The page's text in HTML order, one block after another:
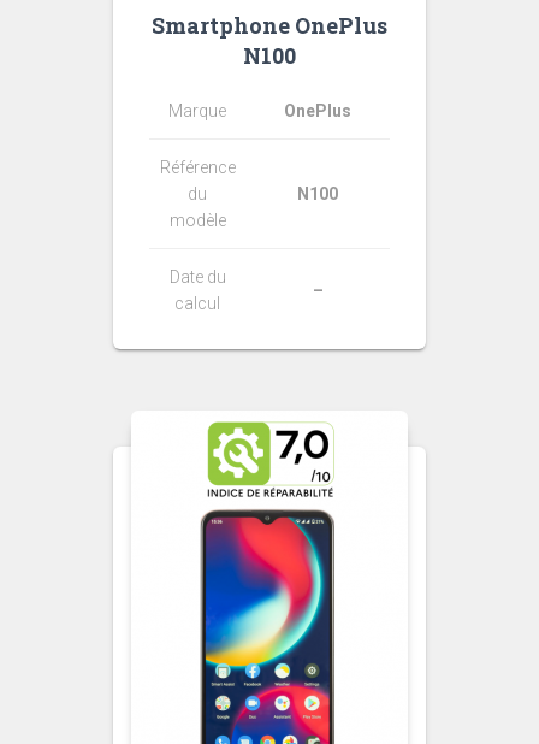
Smartphone OnePlus
N100
Marque OnePlus
Référence
du
modèle
N100
Date du
calcul
–